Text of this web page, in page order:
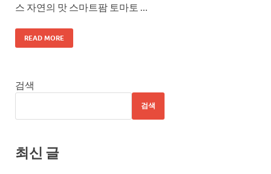
스 자연의 맛 스마트팜 토마토 …
READ MORE
검색
검색
최신 글